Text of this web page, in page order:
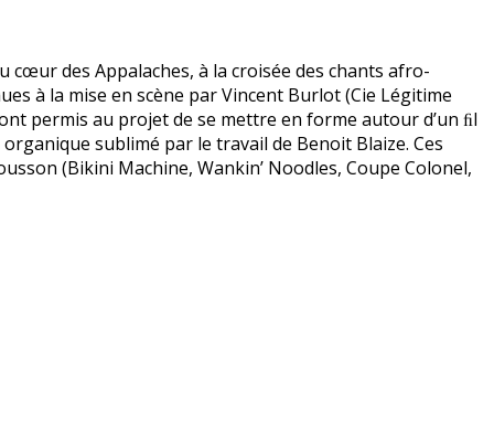
des Appalaches, à la croisée des chants afro-
à la mise en scène par Vincent Burlot (Cie Légitime
permis au projet de se mettre en forme autour d’un ﬁl
sublimé par le travail de Benoit Blaize. Ces
(Bikini Machine, Wankin’ Noodles, Coupe Colonel,